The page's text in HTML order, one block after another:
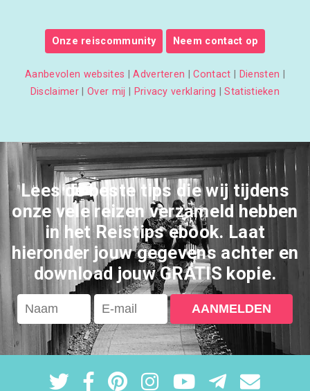
Onze reiscommunity Neem contact op
Aanbevolen websites |Adverteren |Contact Diensten
Disclaimer |Over mij Privacy verklaring |Statistieken
Lees de beste tips die wij tijdens
onze vele reizen verzameld hebben
in het Reistips ebook. Laat
hieronder jouw gegevens achter en
download jouw GRATIS kopie.